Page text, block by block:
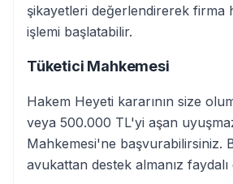
şikayetleri değerlendirerek firma
işlemi başlatabilir.
Tüketici Mahkemesi
Hakem Heyeti kararının size
veya 500.000 TL'yi aşan
Mahkemesi'ne başvurabilirsiniz.
avukattan destek almanız faydalı